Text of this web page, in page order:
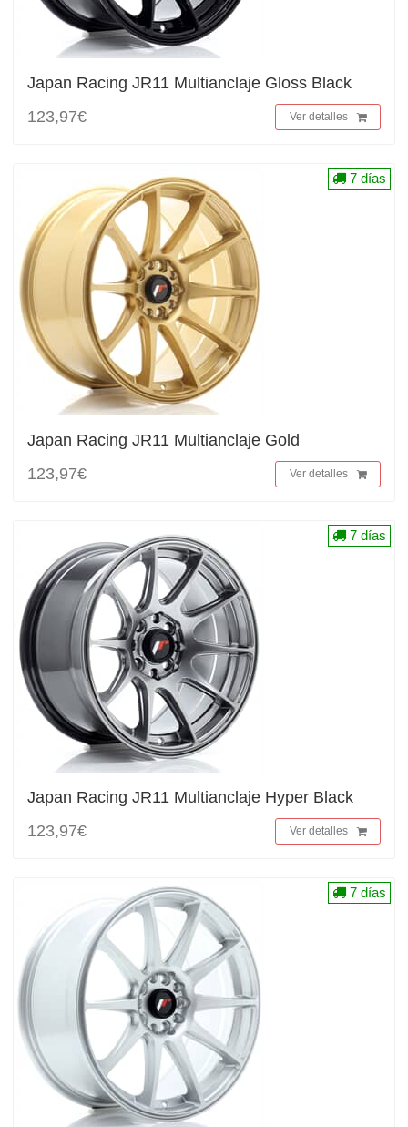
Japan Racing JR11 Multianclaje Gloss Black
123,97€
Ver detalles
Japan Racing JR11 Multianclaje Gold
123,97€
Ver detalles
7 días
Japan Racing JR11 Multianclaje Hyper Black
123,97€
Ver detalles
7 días
7 días